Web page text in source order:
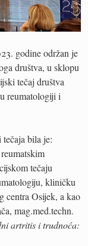
godine održan je
društva, u sklopu
tečaj društva
reumatologiji i
bila je:
tečaju
kliničku
Osijek, a kao
mag.med.techn.
artritis i trudnoća: